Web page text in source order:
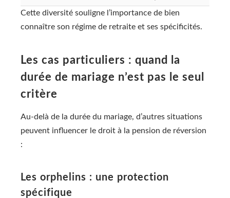
Cette diversité souligne l’importance de bien
connaître son régime de retraite et ses spécificités.
Les cas particuliers : quand la
durée de mariage n’est pas le seul
critère
Au-delà de la durée du mariage, d’autres situations
peuvent influencer le droit à la pension de réversion
:
Les orphelins : une protection
spécifique